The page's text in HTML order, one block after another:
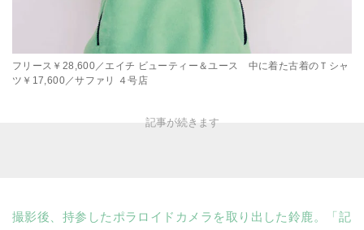
フリース￥28,600／エイチ ビューティー＆ユース 中に着た古着のＴシャ
ツ￥17,600／サファリ ４号店
撮影後、持参したポラロイドカメラを取り出した鈴鹿。「記